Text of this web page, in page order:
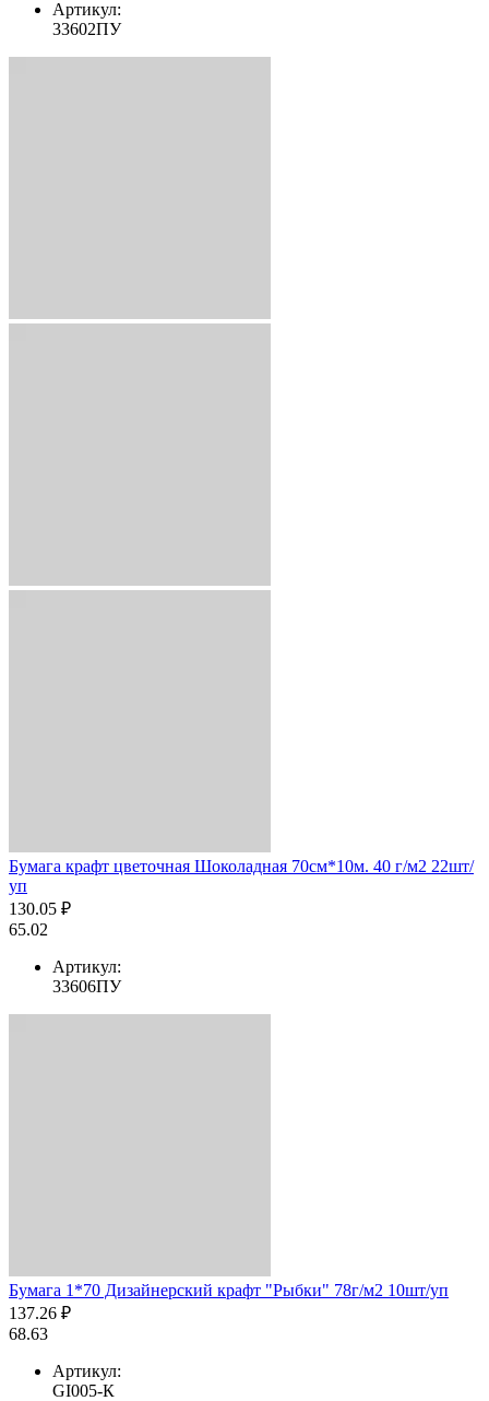
Артикул:
33602ПУ
Бумага крафт цветочная Шоколадная 70см*10м. 40 г/м2 22шт/
уп
130.05 ₽
65.02
Артикул:
33606ПУ
Бумага 1*70 Дизайнерский крафт "Рыбки" 78г/м2 10шт/уп
137.26 ₽
68.63
Артикул:
GI005-К